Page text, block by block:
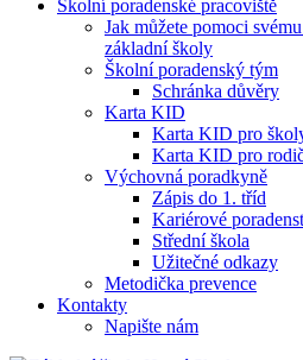
Školní poradenské pracoviště
Jak můžete pomoci
základní školy
Školní poradenský tým
Schránka důvěry
Karta KID
Karta KID pro
Karta KID pro
Výchovná poradkyně
Zápis do 1. tříd
Kariérové
Střední škola
Užitečné odkazy
Metodička prevence
Kontakty
Napište nám